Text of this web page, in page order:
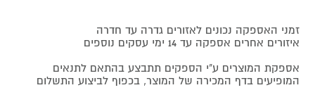
זמני האספקה נכונים לאזורים גדרה עד חדרה
איזורים אחרים אספקה עד 14 ימי עסקים נוספים
אספקת המוצרים ע"י הספקים תתבצע בהתאם לתנאים
המופיעים בדף המכירה של המוצר, בכפוף לביצוע התשלום